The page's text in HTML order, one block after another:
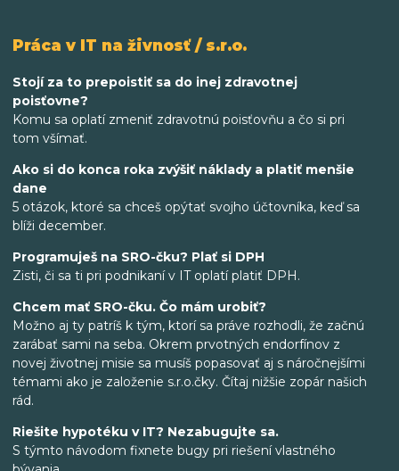
Práca v IT na živnosť / s.r.o.
Stojí za to prepoistiť sa do inej zdravotnej
poisťovne?
Komu sa oplatí zmeniť zdravotnú poisťovňu a čo si pri
tom všímať.
Ako si do konca roka zvýšiť náklady a platiť menšie
dane
5 otázok, ktoré sa chceš opýtať svojho účtovníka, keď sa
blíži december.
Programuješ na SRO-čku? Plať si DPH
Zisti, či sa ti pri podnikaní v IT oplatí platiť DPH.
Chcem mať SRO-čku. Čo mám urobiť?
Možno aj ty patríš k tým, ktorí sa práve rozhodli, že začnú
zarábať sami na seba. Okrem prvotných endorfínov z
novej životnej misie sa musíš popasovať aj s náročnejšími
témami ako je založenie s.r.o.čky. Čítaj nižšie zopár našich
rád.
Riešite hypotéku v IT? Nezabugujte sa.
S týmto návodom fixnete bugy pri riešení vlastného